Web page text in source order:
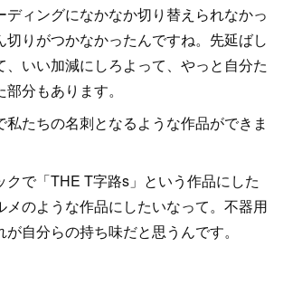
ディングになかなか切り替えられなかっ
切りがつかなかったんですね。先延ばし
、いい加減にしろよって、やっと自分た
分もあります。
たちの名刺となるような作品ができま
で「THE T字路s」という作品にした
メのような作品にしたいなって。不器用
自分らの持ち味だと思うんです。